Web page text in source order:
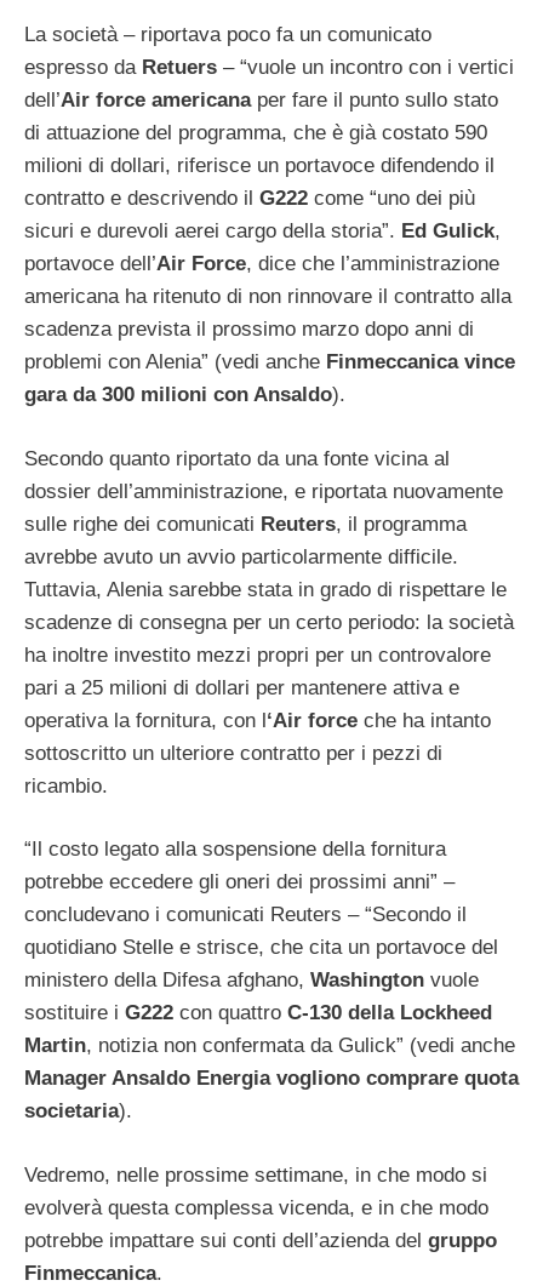
La società – riportava poco fa un comunicato
espresso da Retuers – “vuole un incontro con i vertici
dell’Air force americanaper fare il punto sullo stato
di attuazione del programma, che è già costato 590
milioni di dollari, riferisce un portavoce difendendo il
contratto e descrivendo il G222 come “uno dei più
sicuri e durevoli aerei cargo della storia”. Ed Gulick,
portavoce dell’Air Force, dice che l’amministrazione
americana ha ritenuto di non rinnovare il contratto alla
scadenza prevista il prossimo marzo dopo anni di
problemi con Alenia” (vedi anche Finmeccanica vince
gara da 300 milioni con Ansaldo).
Secondo quanto riportato da una fonte vicina al
dossier dell’amministrazione, e riportata nuovamente
sulle righe dei comunicati Reuters, il programma
avrebbe avuto un avvio particolarmente difficile.
Tuttavia, Alenia sarebbe stata in grado di rispettare le
scadenze di consegna per un certo periodo: la società
ha inoltre investito mezzi propri per un controvalore
pari a 25 milioni di dollari per mantenere attiva e
operativa la fornitura, con l‘Air force che ha intanto
sottoscritto un ulteriore contratto per i pezzi di
ricambio.
“Il costo legato alla sospensione della fornitura
potrebbe eccedere gli oneri dei prossimi anni” –
concludevano i comunicati Reuters – “Secondo il
quotidiano Stelle e strisce, che cita un portavoce del
ministero della Difesa afghano, Washington vuole
sostituire i G222 con quattro C-130 della Lockheed
Martin, notizia non confermata da Gulick” (vedi anche
Manager Ansaldo Energia vogliono comprare quota
societaria).
Vedremo, nelle prossime settimane, in che modo si
evolverà questa complessa vicenda, e in che modo
potrebbe impattare sui conti dell’azienda del gruppo
Finmeccanica.